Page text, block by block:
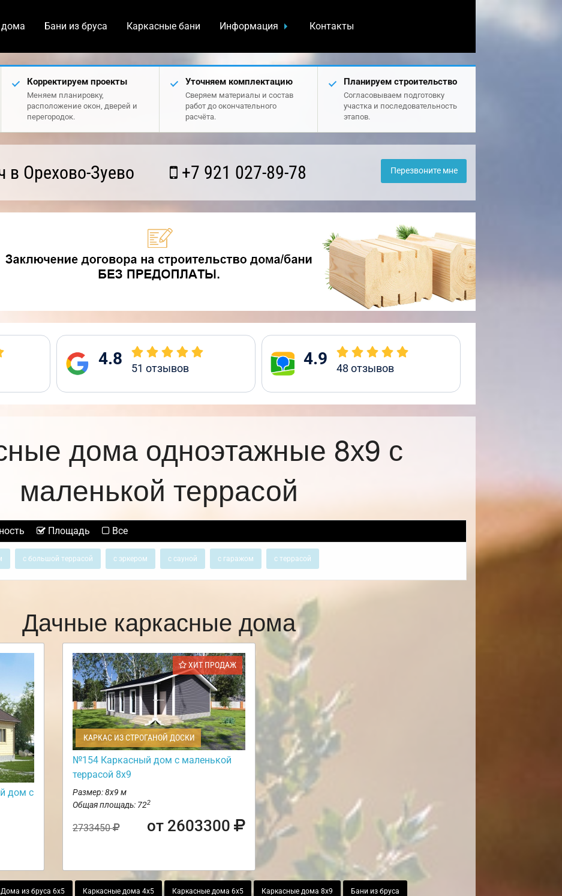
дома Бани из бруса Каркасные бани Информация Контакты
Корректируем проекты
Меняем планировку,
расположение окон, дверей и
перегородок.
Уточняем комплектацию
Сверяем материалы и состав
работ до окончательного
расчёта.
Планируем строительство
Согласовываем подготовку
участка и последовательность
этапов.
Орехово-Зуево +7 921 027-89-78 Перезвоните мне
4.8 51 отзывов 4.9 48 отзывов
дома одноэтажные 8х9 с
маленькой террасой
Площадь Все
с большой террасой с эркером с сауной с гаражом с террасой
Дачные каркасные дома
дом с
ХИТ ПРОДАЖ
КАРКАС ИЗ СТРОГАНОЙ ДОСКИ
№154 Каркасный дом с маленькой
террасой 8х9
Размер: 8х9 м
Общая площадь: 722
2733450 от 2603300
Дома из бруса 6х5 Каркасные дома 4х5 Каркасные дома 6х5 Каркасные дома 8х9 Бани из бруса